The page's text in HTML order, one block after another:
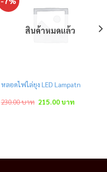
สินค้าหมดแล้ว
หลอดไฟไล่ยุง LED Lampatn
230.00บาท Original
price
215.00บาทCurrent
price